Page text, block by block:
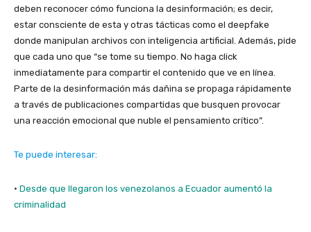
deben reconocer cómo funciona la desinformación; es decir,
estar consciente de esta y otras tácticas como el deepfake
donde manipulan archivos con inteligencia artificial. Además, pide
que cada uno que “se tome su tiempo. No haga click
inmediatamente para compartir el contenido que ve en línea.
Parte de la desinformación más dañina se propaga rápidamente
a través de publicaciones compartidas que busquen provocar
una reacción emocional que nuble el pensamiento crítico”.
Te puede interesar:
· Desde que llegaron los venezolanos a Ecuador aumentó la
criminalidad